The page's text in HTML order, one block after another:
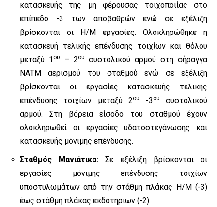
κατασκευής της μη φέρουσας τοιχοποιίας στο
επίπεδο -3 των αποβαθρών ενώ σε εξέλιξη
βρίσκονται οι Η/Μ εργασίες. Ολοκληρώθηκε η
κατασκευή τελικής επένδυσης τοιχίων και θόλου
μεταξύ 1 ου – 2ου συστολικού αρμού στη σήραγγα
ΝΑΤΜ αερισμού του σταθμού ενώ σε εξέλιξη
βρίσκονται οι εργασίες κατασκευής τελικής
επένδυσης τοιχίων μεταξύ 2ου -3ου
συστολικού
αρμού. Στη βόρεια είσοδο του σταθμού έχουν
ολοκληρωθεί οι εργασίες υδατοστεγάνωσης και
κατασκευής μόνιμης επένδυσης.
Σταθμός Μανιάτικα: Σε εξέλιξη βρίσκονται οι
εργασίες μόνιμης επένδυσης τοιχίων
υποστυλωμάτων από την στάθμη πλάκας Η/Μ (-3)
έως στάθμη πλάκας εκδοτηρίων (-2).